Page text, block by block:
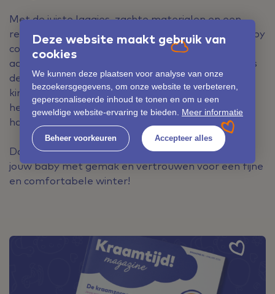
Deze website maakt gebruik van
cookies
We kunnen deze plaatsen voor analyse van onze
bezoekersgegevens, om onze website te verbeteren,
gepersonaliseerde inhoud te tonen en om u een
geweldige website-ervaring te bieden. Meer informatie
Beheer voorkeuren Accepteer alles
Met de juiste laagjes, zachte materialen en een
regelmatige controle in het nekje, houd je jouw baby
comfortabel warm in de winter. Besteed extra
aandacht aan het hoofd, handen en voeten en pas
de kleding aan voor binnen en buiten, de
kinderwagen of de auto. Zo voelt je kleintje zich
heerlijk warm en kun jij als ouder met een gerust
hart van het seizoen genieten.
Dankzij deze tips van Lunavi Kraamzorg kleed je
jouw baby met gemak en vertrouwen voor een fijne
en comfortabele winter!